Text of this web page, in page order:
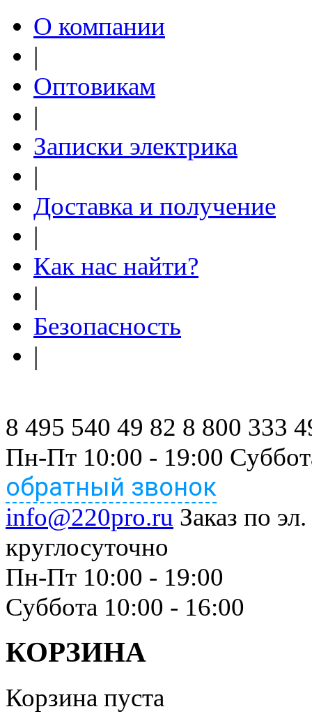
О компании
|
Оптовикам
|
Записки электрика
|
Доставка и получение
|
Как нас найти?
|
Безопасность
|
8 495 540 49 82 8 800 333
Пн-Пт 10:00 - 19:00
обратный звонок
info@220pro.ru Заказ по
круглосуточно
Пн-Пт 10:00 - 19:00
Суббота 10:00 - 16:00
КОРЗИНА
Корзина пуста